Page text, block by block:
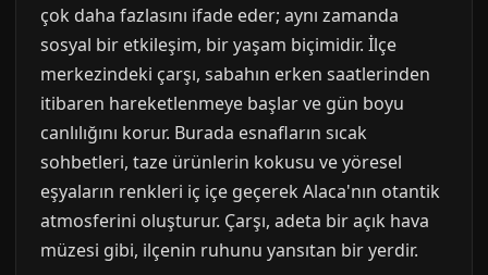
çok daha fazlasını ifade eder; aynı zamanda
sosyal bir etkileşim, bir yaşam biçimidir. İlçe
merkezindeki çarşı, sabahın erken saatlerinden
itibaren hareketlenmeye başlar ve gün boyu
canlılığını korur. Burada esnafların sıcak
sohbetleri, taze ürünlerin kokusu ve yöresel
eşyaların renkleri iç içe geçerek Alaca'nın otantik
atmosferini oluşturur. Çarşı, adeta bir açık hava
müzesi gibi, ilçenin ruhunu yansıtan bir yerdir.